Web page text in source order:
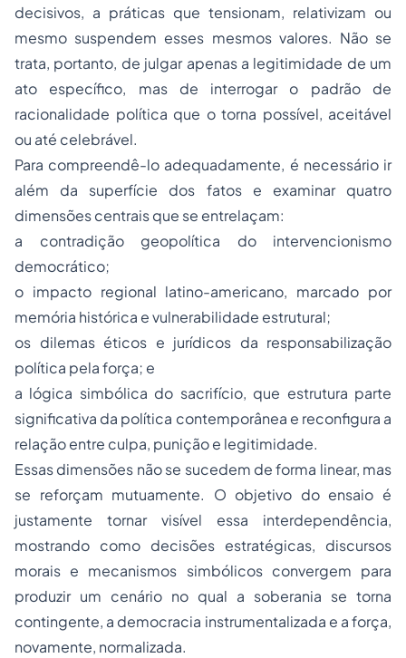
decisivos, a práticas que tensionam, relativizam ou
mesmo suspendem esses mesmos valores. Não se
trata, portanto, de julgar apenas a legitimidade de um
ato específico, mas de interrogar o padrão de
racionalidade política que o torna possível, aceitável
ou até celebrável.
Para compreendê-lo adequadamente, é necessário ir
além da superfície dos fatos e examinar quatro
dimensões centrais que se entrelaçam:
a contradição geopolítica do intervencionismo
democrático;
o impacto regional latino-americano, marcado por
memória histórica e vulnerabilidade estrutural;
os dilemas éticos e jurídicos da responsabilização
política pela força; e
a lógica simbólica do sacrifício, que estrutura parte
significativa da política contemporânea e reconfigura a
relação entre culpa, punição e legitimidade.
Essas dimensões não se sucedem de forma linear, mas
se reforçam mutuamente. O objetivo do ensaio é
justamente tornar visível essa interdependência,
mostrando como decisões estratégicas, discursos
morais e mecanismos simbólicos convergem para
produzir um cenário no qual a soberania se torna
contingente, a democracia instrumentalizada e a força,
novamente, normalizada.